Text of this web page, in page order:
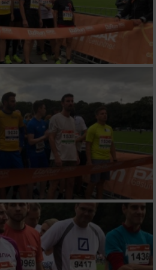
Daten zur Auswahl
angeforderten